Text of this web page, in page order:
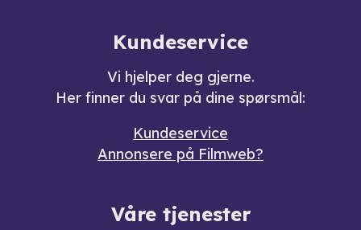
Kundeservice
Vi hjelper deg gjerne.
Her finner du svar på dine spørsmål:
Kundeservice
Annonsere på Filmweb?
Våre tjenester